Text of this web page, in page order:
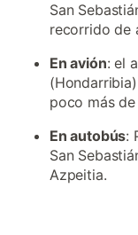
San
recorrido de
En avión: el
poco más de
En autobús:
San
Azpeitia.